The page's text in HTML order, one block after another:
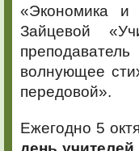
«Экономика и
Зайцевой
волнующее
передовой».
Ежегодно 5